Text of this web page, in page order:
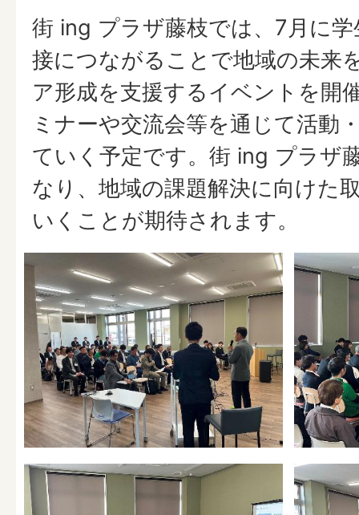
街 ing プラザ藤枝では、7月に
接につながることで地域の未来
ア形成を支援するイベントを開
ミナーや交流会等を通じて活動
ていく予定です。街 ing プラザ
なり、地域の課題解決に向けた
いくことが期待されます。